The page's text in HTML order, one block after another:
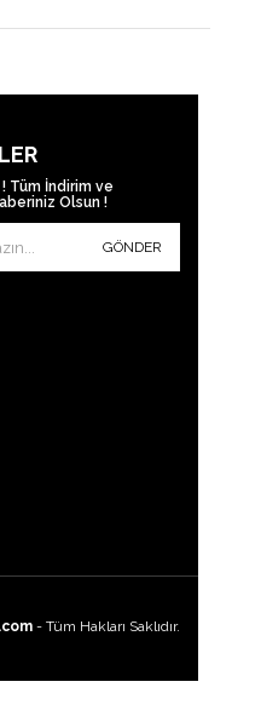
Tüm İndirim ve
Olsun !
GÖNDER
- Tüm Hakları Saklıdır.